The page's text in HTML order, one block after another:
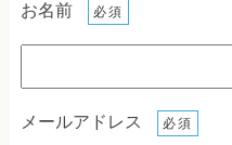
お名前 必須
メールアドレス 必須